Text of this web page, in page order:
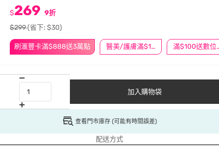
刷滙豐卡滿$888送3萬點 醫美/護膚滿$1200送$200 滿
$269 9折
$299(省下: $30)
加入購物袋
查看門市庫存 (可能有時間誤差)
配送方式